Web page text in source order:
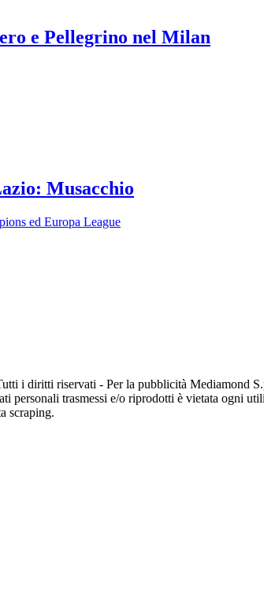
e Pellegrino nel Milan
Musacchio
ed Europa League
i diritti riservati - Per la pubblicità Mediamond
personali trasmessi e/o riprodotti è vietata ogni
scraping.